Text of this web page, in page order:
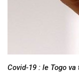
Covid-19 : le Togo